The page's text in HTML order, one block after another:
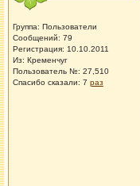
Группа: Пользователи
Сообщений: 79
Регистрация: 10.10.2011
Из: Кременчуг
Пользователь №: 27,510
Спасибо сказали: 7 раз